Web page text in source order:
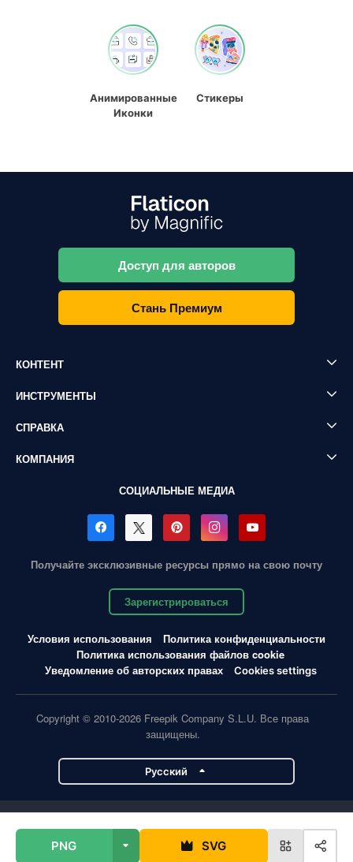
PNG SVG
Анимированные
Иконки
Стикеры
Доступ для авторов
Стань Премиум
КОНТЕНТ
ИНСТРУМЕНТЫ
СПРАВКА
КОМПАНИЯ
СОЦИАЛЬНЫЕ МЕДИА
Получайте эксклюзивные ресурсы прямо на свою почту
Зарегистрироваться
Условия использования
Политика конфиденциальности
Политика использования файлов cookie
Уведомление об авторских правах
Cookies settings
Copyright © 2010-2026 Freepik Company S.L.U. Все права
защищены.
Pусский
Flaticon Slidesgo